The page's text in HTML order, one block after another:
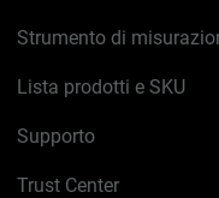
Strumento di
Lista prodotti e SKU
Supporto
Trust Center